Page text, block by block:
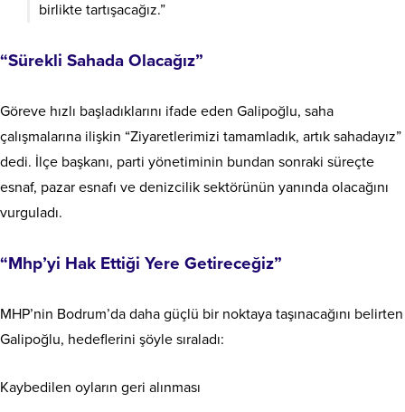
birlikte tartışacağız.”
“Sürekli Sahada Olacağız”
Göreve hızlı başladıklarını ifade eden Galipoğlu, saha
çalışmalarına ilişkin “Ziyaretlerimizi tamamladık, artık sahadayız”
dedi. İlçe başkanı, parti yönetiminin bundan sonraki süreçte
esnaf, pazar esnafı ve denizcilik sektörünün yanında olacağını
vurguladı.
“Mhp’yi Hak Ettiği Yere Getireceğiz”
MHP’nin Bodrum’da daha güçlü bir noktaya taşınacağını belirten
Galipoğlu, hedeflerini şöyle sıraladı:
Kaybedilen oyların geri alınması